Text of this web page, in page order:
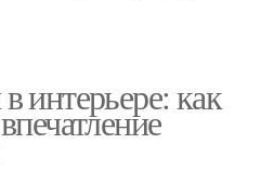
интерьере: как